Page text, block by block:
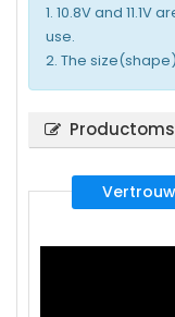
1. 10.8V and
use.
2. The